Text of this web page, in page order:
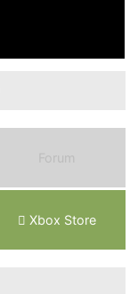
Forum
Xbox Store